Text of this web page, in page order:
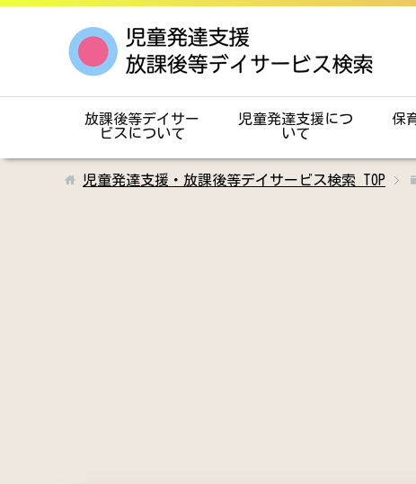
放課後等デイサー
ビスについて
児童発達支援につ
いて
保
児童発達支援・放課後等デイサービス検索 TOP